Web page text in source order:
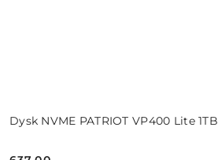
Dysk NVME PATRIOT VP400 Lite 1TB